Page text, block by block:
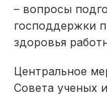
– вопросы
господдержки
здоровья
Центральное
Совета ученых